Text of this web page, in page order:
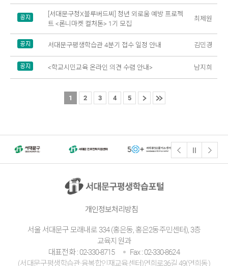
[서대문구청X블루버드씨] 청년 외로움 예방 프로젝
트 <론니마켓 컬처톤> 1기 모집
최제원
서대문구평생학습관 4분기 접수 일정 안내 김민경
<학교시민교육 온라인 의견 수렴 안내> 남지희
1 2 3 4 5
개인정보처리방침
서울 서대문구 모래내로 334 (홍은동, 홍은2동주민센터), 3층
교육지원과
대표전화 : 02-330-8715
Fax : 02-330-8624
(서대문구평생학습관·융복합인재교육센터)연희로36길 49(연희동)